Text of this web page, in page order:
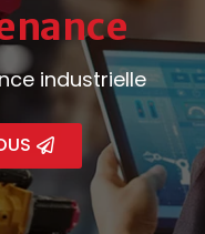
industrielle